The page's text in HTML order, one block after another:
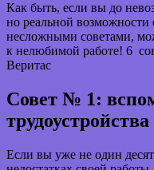
Как быть, если вы до
но реальной возможности
несложными советами,
к нелюбимой работе! 6
Веритас
Совет № 1:
трудоустройства
Если вы уже не один